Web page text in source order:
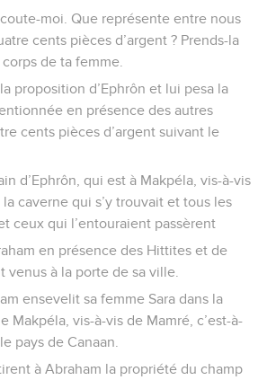
moi. Que représente entre nous
cents pièces d’argent ? Prends-la
de ta femme.
proposition d’Ephrôn et lui pesa la
en présence des autres
cents pièces d’argent suivant le
d’Ephrôn, qui est à Makpéla, vis-à-vis
caverne qui s’y trouvait et tous les
ceux qui l’entouraient passèrent
en présence des Hittites et de
venus à la porte de sa ville.
ensevelit sa femme Sara dans la
Makpéla, vis-à-vis de Mamré, c’est-à-
pays de Canaan.
à Abraham la propriété du champ